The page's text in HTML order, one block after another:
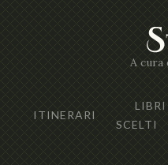
A cura
ITINERARI
LIBRI
SCELTI